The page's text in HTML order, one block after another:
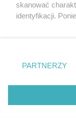
skanować
identyfikacji.
prywatności
. Niektóre
takiemu
zastosowania
PARTNERZY